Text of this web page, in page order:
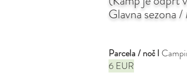
Glavna sezona
Parcela / noč I
6 EUR